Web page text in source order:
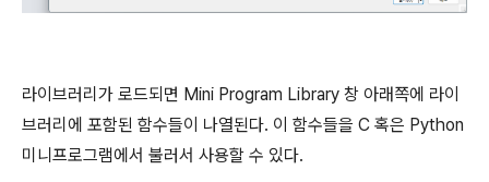
라이브러리가 로드되면 Mini Program Library 창 아래쪽에 라이
브러리에 포함된 함수들이 나열된다. 이 함수들을 C 혹은 Python
미니프로그램에서 불러서 사용할 수 있다.